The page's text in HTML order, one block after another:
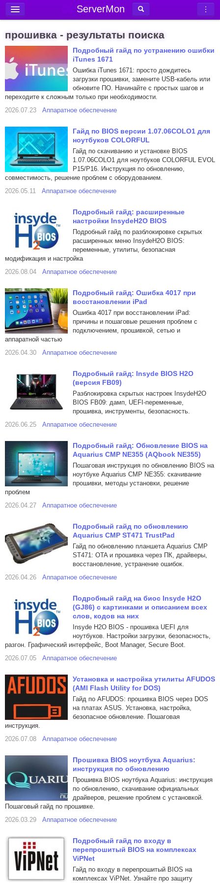
ServerMon
Новости
Блог
Статьи
Форум
Вход в аккаунт
прошивка - результаты поиска
Подробный гайд по устранению ошибки
iTunes 1671
Ошибка iTunes 1671: просто дождитесь
загрузки прошивки, замените USB-кабель или
обновите ПО. Начинайте с простых шагов и
переходите к сложным только при необходимости.
2026.07.23
Аппаратное обеспечение
Гайд по BIOS версии 1.07.06COLO1 для
ноутбуков COLORFUL
Гайд по скачиванию и установке BIOS
1.07.06COLO1 для ноутбуков COLORFUL EVOL
P15/P16. Инструкция по обновлению,
совместимость, решение проблем с оборудованием.
2026.05.11
Аппаратное обеспечение
Подробный гайд: расширенные
настройки InsydeH2O BIOS
Подробный гайд по разблокировке скрытых
расширенных меню InsydeH2O BIOS:
переменные, утилиты, безопасная
модификация и настройка
2026.08.04
Аппаратное обеспечение
Подробный гайд: Ошибка 4017 при
восстановлении iPad
Ошибка 4017 при восстановлении iPad:
причины и пошаговые решения проблем с
подключением, прошивкой, сетью и
аппаратной частью
2026.04.30
Аппаратное обеспечение
Подробный гайд: Insyde BIOS H2O
(версия FB09)
Разблокировка скрытых настроек InsydeH2O
BIOS FB09: дамп, UEFI-переменные,
прошивка, инструменты, безопасность.
2026.06.25
Аппаратное обеспечение
Подробный гайд: Обновление BIOS на
Aquarius CMP NE355 (AQbook NE355)
Пошаговая инструкция по обновлению BIOS на
ноутбуке Aquarius CMP NE355: скачивание
прошивки, методы установки, решение
проблем
2026.04.27
Аппаратное обеспечение
Подробный гайд по обновлению
Aquarius CMP ST471 TrustPad
Гайд по обновлению планшета Aquarius CMP
ST471: OTA и прошивка через ПК, драйверы,
восстановление, устранение ошибок.
2026.04.26
Аппаратное обеспечение
Подробный гайд на биос Insyde H2O
(GJ86) с картинками и описанием всех
слов, кодов на них
Insyde H2O BIOS - прошивка UEFI для
ноутбуков. Настройки загрузки, безопасность,
разгон. Графический интерфейс, Boot Manager, Secure Boot.
2026.07.05
Аппаратное обеспечение
Установка и настройка утилиты AFUDOS
(AMI Flash Utility for DOS)
Гайд по AFUDOS: прошивка BIOS через DOS
на платах ASUS. Установка, настройка,
безопасное обновление. Пошаговая
инструкция.
2026.07.08
Аппаратное обеспечение
Прошивка BIOS ноутбука Aquarius:
инструкция по обновлению
Прошивка BIOS ноутбука Aquarius: инструкция
по обновлению, скачивание официальных
драйверов, решение проблем с установкой.
Пошаговый гайд по прошивке.
2026.03.29
Аппаратное обеспечение
Подробный гайд по входу в
перепрошитый BIOS на комплексах
ViPNet
Гайд по входу в перепрошитый BIOS на
комплексах ViPNet. Узнайте про защиту